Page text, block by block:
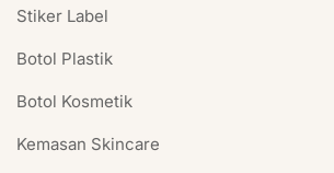
Stiker Label
Botol Plastik
Botol Kosmetik
Kemasan Skincare